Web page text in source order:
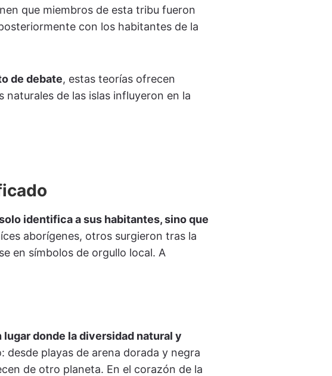
que miembros de esta tribu fueron
con los habitantes de la
de debate, estas teorías ofrecen
de las islas influyeron en la
identifica a sus habitantes, sino que
aborígenes, otros surgieron tras la
en símbolos de orgullo local. A
donde la diversidad natural y
desde playas de arena dorada y negra
de otro planeta. En el corazón de la